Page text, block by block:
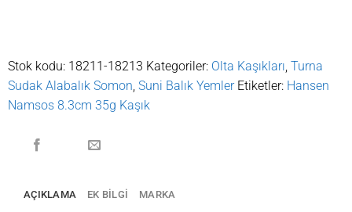
Stok kodu: 18211-18213 Kategoriler: Olta Kaşıkları, Turna
Sudak Alabalık Somon, Suni Balık Yemler Etiketler: Hansen
Namsos 8.3cm 35g Kaşık
AÇIKLAMA EK BILGI MARKA